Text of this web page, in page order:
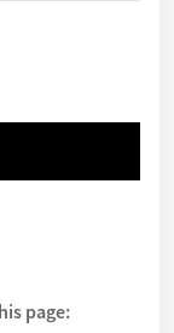
page: